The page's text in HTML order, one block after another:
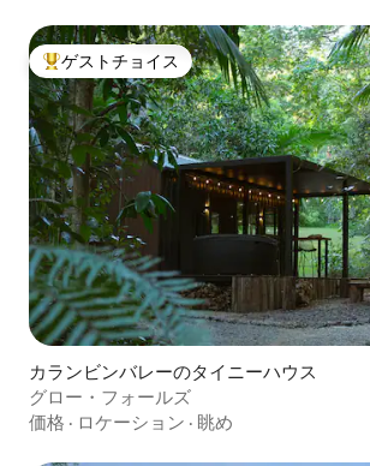
味料などの無料スターターパックが1回の
滞在につき含まれます
大好評のゲストチョイスです。
ゲストチョイス
カランビンバレーのタイニーハウス
グロー・フォールズ
価格 · ロケーション · 眺め